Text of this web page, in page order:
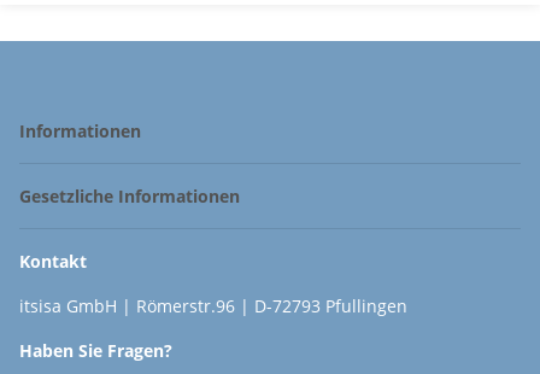
Informationen
Gesetzliche Informationen
Kontakt
itsisa GmbH | Römerstr.96 | D-72793 Pfullingen
Haben Sie Fragen?